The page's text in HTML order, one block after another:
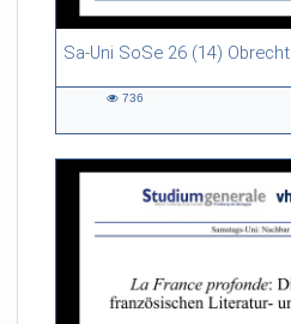
Sa-Uni SoSe 26 (14) Obrecht
46:53 duration
736